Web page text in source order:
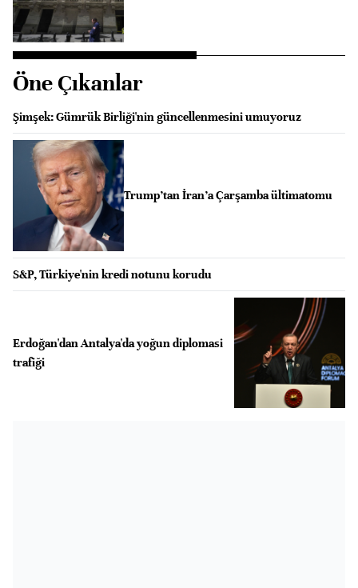
Öne Çıkanlar
Şimşek: Gümrük Birliği'nin güncellenmesini umuyoruz
Trump’tan İran’a Çarşamba ültimatomu
S&P, Türkiye'nin kredi notunu korudu
Erdoğan'dan Antalya'da yoğun diplomasi
trafiği